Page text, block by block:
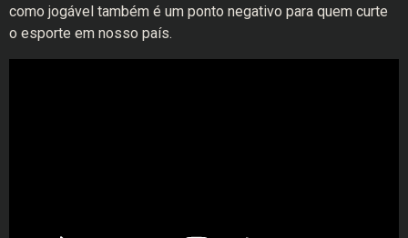
como jogável também é um ponto negativo para quem curte
o esporte em nosso país.